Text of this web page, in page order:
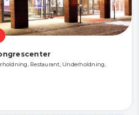
Restaurant, Underholdning,